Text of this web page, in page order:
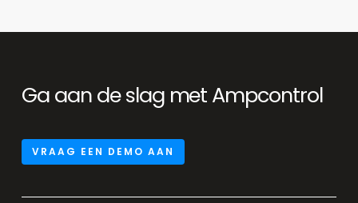
Ga aan de slag met Ampcontrol
VRAAG EEN DEMO AAN